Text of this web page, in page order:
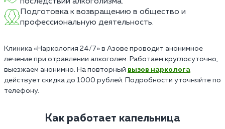
Подготовка к возвращению в общество и
профессиональную деятельность.
Клиника «Наркология 24/7» в Азове проводит анонимное
лечение при отравлении алкоголем. Работаем круглосуточно,
выезжаем анонимно. На повторный вызов нарколога
действует скидка до 1000 рублей. Подробности уточняйте по
телефону.
Как работает капельница